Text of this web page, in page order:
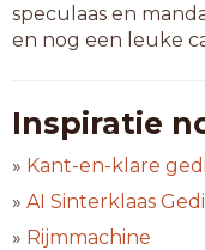
speculaas en
en nog een leuke
Inspiratie
» Kant-en-klare
» AI Sinterklaas
» Rijmmachine